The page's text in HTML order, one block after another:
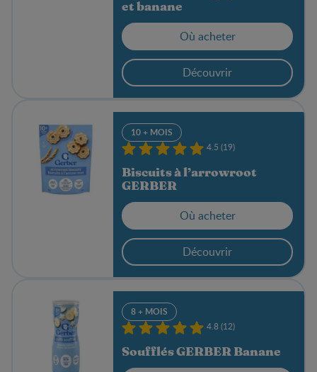
et banane
Où acheter
Découvrir
10 + MOIS
4.5 (19)
Biscuits à l’arrowroot
GERBER
Où acheter
Découvrir
8 + MOIS
4.8 (12)
Soufflés GERBER Banane